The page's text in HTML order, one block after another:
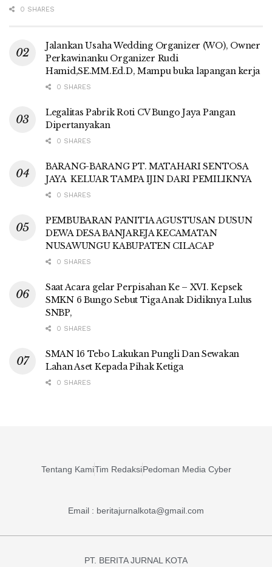
0 SHARES
Jalankan Usaha Wedding Organizer (WO), Owner
Perkawinanku Organizer Rudi
Hamid,SE.MM.Ed.D, Mampu buka lapangan kerja
0 SHARES
Legalitas Pabrik Roti CV Bungo Jaya Pangan
Dipertanyakan
0 SHARES
BARANG-BARANG PT. MATAHARI SENTOSA
JAYA KELUAR TAMPA IJIN DARI PEMILIKNYA
0 SHARES
PEMBUBARAN PANITIA AGUSTUSAN DUSUN
DEWA DESA BANJAREJA KECAMATAN
NUSAWUNGU KABUPATEN CILACAP
0 SHARES
Saat Acara gelar Perpisahan Ke – XVI. Kepsek
SMKN 6 Bungo Sebut Tiga Anak Didiknya Lulus
SNBP,
0 SHARES
SMAN 16 Tebo Lakukan Pungli Dan Sewakan
Lahan Aset Kepada Pihak Ketiga
0 SHARES
Tentang KamiTim RedaksiPedoman Media Cyber
Email : beritajurnalkota@gmail.com
PT. BERITA JURNAL KOTA